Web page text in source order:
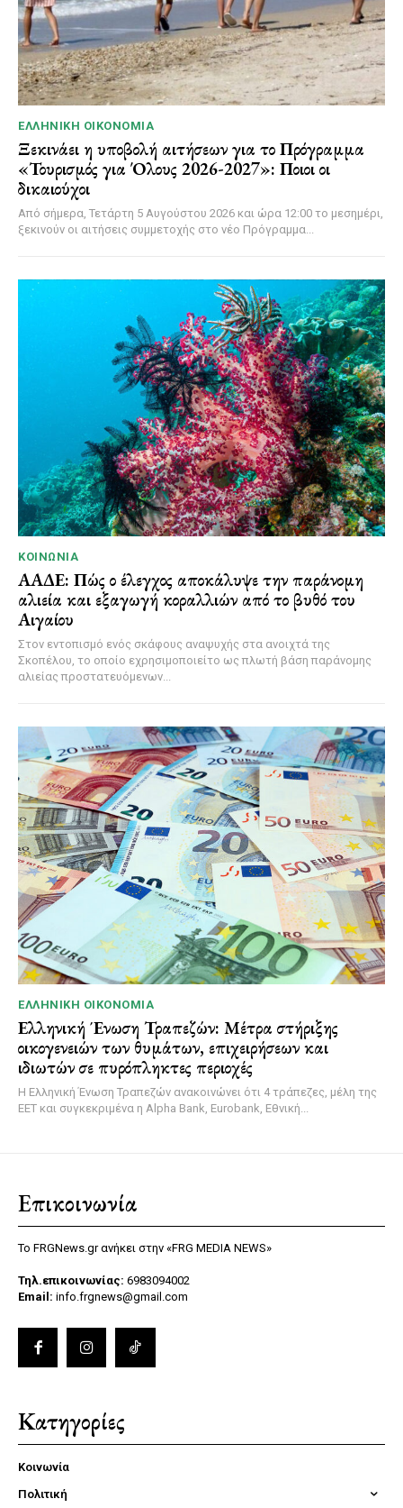
ΕΛΛΗΝΙΚΉ ΟΙΚΟΝΟΜΊΑ
Ξεκινάει η υποβολή αιτήσεων για το Πρόγραμμα
«Τουρισμός για Όλους 2026-2027»: Ποιοι οι
δικαιούχοι
Από σήμερα, Τετάρτη 5 Αυγούστου 2026 και ώρα 12:00 το μεσημέρι,
ξεκινούν οι αιτήσεις συμμετοχής στο νέο Πρόγραμμα...
ΚΟΙΝΩΝΊΑ
ΑΑΔΕ: Πώς ο έλεγχος αποκάλυψε την παράνομη
αλιεία και εξαγωγή κοραλλιών από το βυθό του
Αιγαίου
Στον εντοπισμό ενός σκάφους αναψυχής στα ανοιχτά της
Σκοπέλου, το οποίο εχρησιμοποιείτο ως πλωτή βάση παράνομης
αλιείας προστατευόμενων...
ΕΛΛΗΝΙΚΉ ΟΙΚΟΝΟΜΊΑ
Ελληνική Ένωση Τραπεζών: Μέτρα στήριξης
οικογενειών των θυμάτων, επιχειρήσεων και
ιδιωτών σε πυρόπληκτες περιοχές
Η Ελληνική Ένωση Τραπεζών ανακοινώνει ότι 4 τράπεζες, μέλη της
ΕΕΤ και συγκεκριμένα η Alpha Bank, Eurobank, Εθνική...
Επικοινωνία
Το FRGNews.gr ανήκει στην «FRG MEDIA NEWS»
Τηλ.επικοινωνίας: 6983094002
Email: info.frgnews@gmail.com
Κατηγορίες
Κοινωνία
Πολιτική